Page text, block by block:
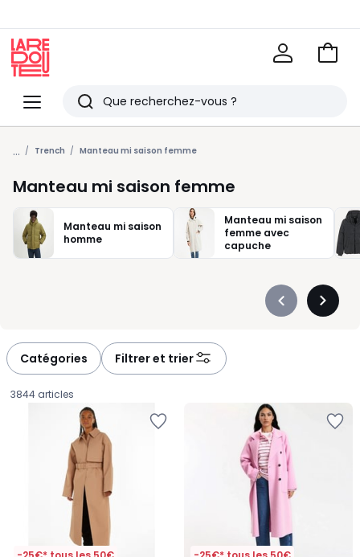
Menu
Redoute
Rechercher
Derniers
articles
vus
Voir
... Trench Manteau mi saison femme
Manteau mi saison femme
Manteau mi saison
homme
Manteau mi saison
femme avec
capuche
Précédent
Catégories Filtrer et trier
3844 articles